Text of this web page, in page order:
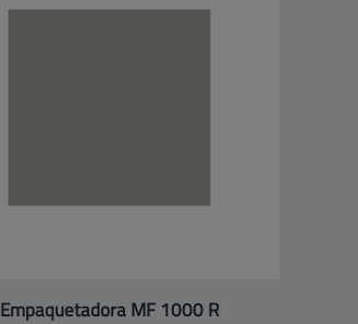
Empaquetadora MF 1000 R